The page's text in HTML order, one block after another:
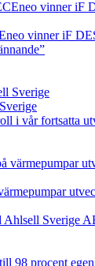
vinner iF
i vår fortsatta
Ahlsell Sverige